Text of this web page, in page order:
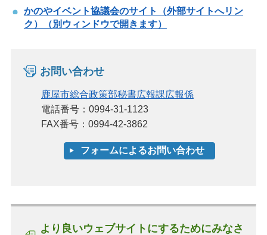
かのやイベント協議会のサイト（外部サイトへリン
ク）（別ウィンドウで開きます）
お問い合わせ
鹿屋市総合政策部秘書広報課広報係
電話番号：0994-31-1123
FAX番号：0994-42-3862
より良いウェブサイトにするためにみなさ